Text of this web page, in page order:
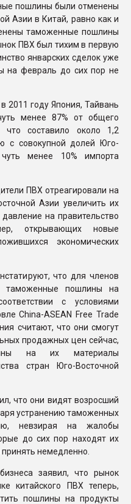
пошлины были отменены
Азии в Китай, равно как и
таможенные пошлины
ПВХ был тихим в первую
январских сделок уже
на февраль до сих пор не
2011 году Япония, Тайвань
менее 87% от общего
составило около 1,2
с совокупной долей Юго-
менее 10% импорта
ПВХ отреагировали на
Азии увеличить их
на правительство
открывающих новые
экономических
что для членов
таможенные пошлины на
с условиями
China-ASEAN Free Trade
считают, что они смогут
продажных цен сейчас,
на их материалы
стран Юго-Восточной
что они видят возросший
устранению таможенных
невзирая на жалобы
до сих пор находят их
немедленно.
заявил, что рынок
китайского ПВХ теперь,
пошлины на продукты